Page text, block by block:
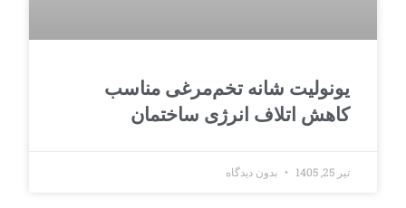
یونولیت شانه تخم‌مرغی مناسب
کاهش اتلاف انرژی ساختمان
تیر 25, 1405 بدون دیدگاه